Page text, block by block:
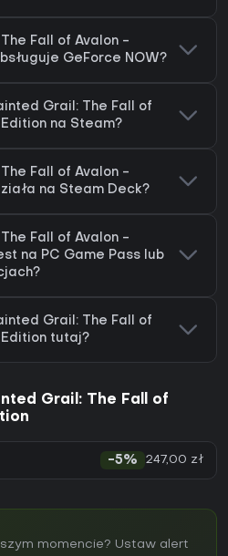
Fall of Avalon -
GeForce NOW?
Grail: The Fall of
na Steam?
Fall of Avalon -
na Steam Deck?
Fall of Avalon -
na PC Game Pass lub
Grail: The Fall of
tutaj?
Grail: The Fall of
-5% 247,00 zł
momencie? Ustaw alert